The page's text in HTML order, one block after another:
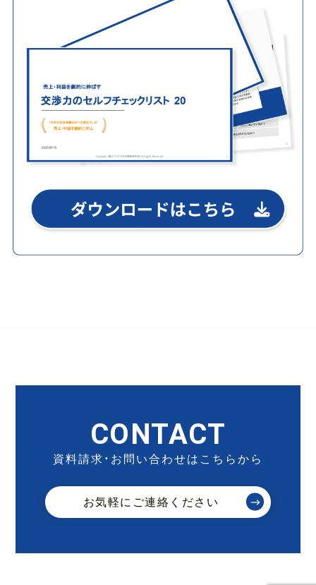
CONTACT
資料請求・お問い合わせはこちらから
お気軽にご連絡ください